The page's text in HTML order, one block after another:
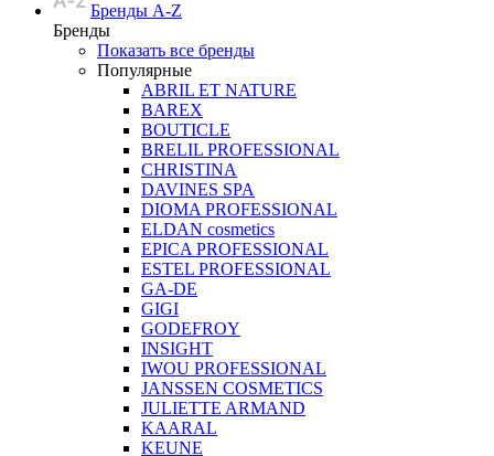
Бренды A-Z
Бренды
Показать все бренды
Популярные
ABRIL ET NATURE
BAREX
BOUTICLE
BRELIL PROFESSIONAL
CHRISTINA
DAVINES SPA
DIOMA PROFESSIONAL
ELDAN cosmetics
EPICA PROFESSIONAL
ESTEL PROFESSIONAL
GA-DE
GIGI
GODEFROY
INSIGHT
IWOU PROFESSIONAL
JANSSEN COSMETICS
JULIETTE ARMAND
KAARAL
KEUNE